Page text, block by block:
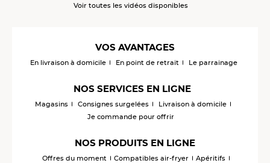
Voir toutes les vidéos disponibles
VOS AVANTAGES
En livraison à domicile En point de retrait Le parrainage
NOS SERVICES EN LIGNE
Magasins Consignes surgelées
Livraison à domicile
Je commande pour offrir
NOS PRODUITS EN LIGNE
Offres du moment Compatibles air-fryer
Apéritifs